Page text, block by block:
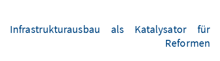
Infrastrukturausbau als Katalysator für
Reformen